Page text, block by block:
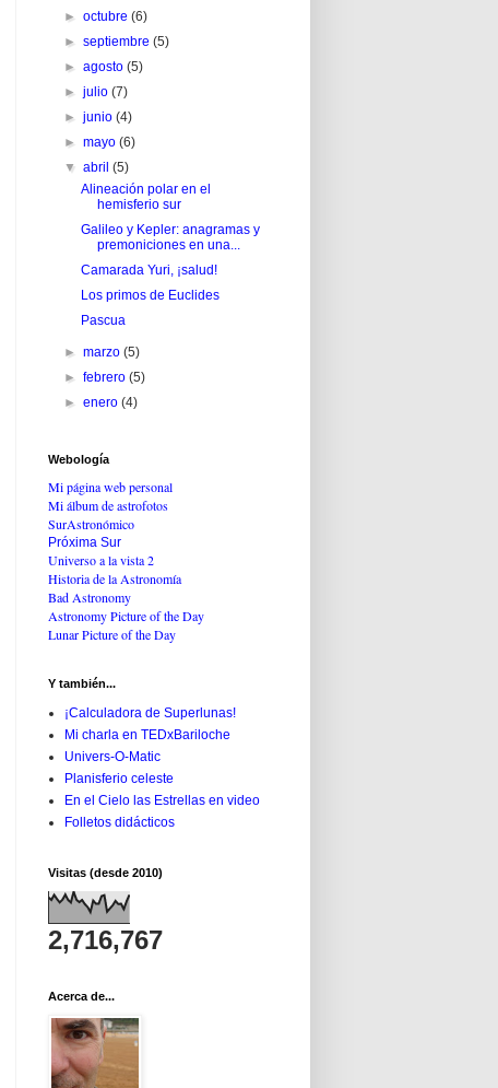
►octubre(6)
►septiembre(5)
►agosto(5)
►julio(7)
►junio(4)
►mayo(6)
▼abril(5)
Alineación polar en el
hemisferio sur
Galileo y Kepler: anagramas y
premoniciones en una...
Camarada Yuri, ¡salud!
Los primos de Euclides
Pascua
►marzo(5)
►febrero(5)
►enero(4)
Webología
Mi página web personal
Mi álbum de astrofotos
SurAstronómico
Próxima Sur
Universo a la vista 2
Historia de la Astronomía
Bad Astronomy
Astronomy Picture of the Day
Lunar Picture of the Day
Y también...
¡Calculadora de Superlunas!
Mi charla en TEDxBariloche
Univers-O-Matic
Planisferio celeste
En el Cielo las Estrellas en video
Folletos didácticos
Visitas (desde 2010)
2,716,767
Acerca de...